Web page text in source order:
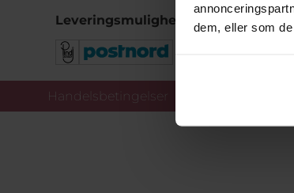
dem, eller som
Leveringsmuligheder
Handelsbetingelser